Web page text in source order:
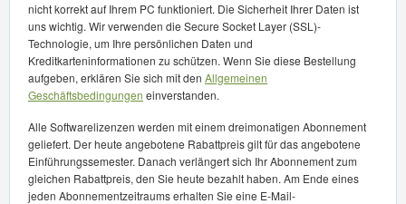
nicht korrekt auf Ihrem PC funktioniert. Die Sicherheit Ihrer Daten ist
uns wichtig. Wir verwenden die Secure Socket Layer (SSL)-
Technologie, um Ihre persönlichen Daten und
Kreditkarteninformationen zu schützen. Wenn Sie diese Bestellung
aufgeben, erklären Sie sich mit den Allgemeinen
Geschäftsbedingungen einverstanden.
Alle Softwarelizenzen werden mit einem dreimonatigen Abonnement
geliefert. Der heute angebotene Rabattpreis gilt für das angebotene
Einführungssemester. Danach verlängert sich Ihr Abonnement zum
gleichen Rabattpreis, den Sie heute bezahlt haben. Am Ende eines
jeden Abonnementzeitraums erhalten Sie eine E-Mail-